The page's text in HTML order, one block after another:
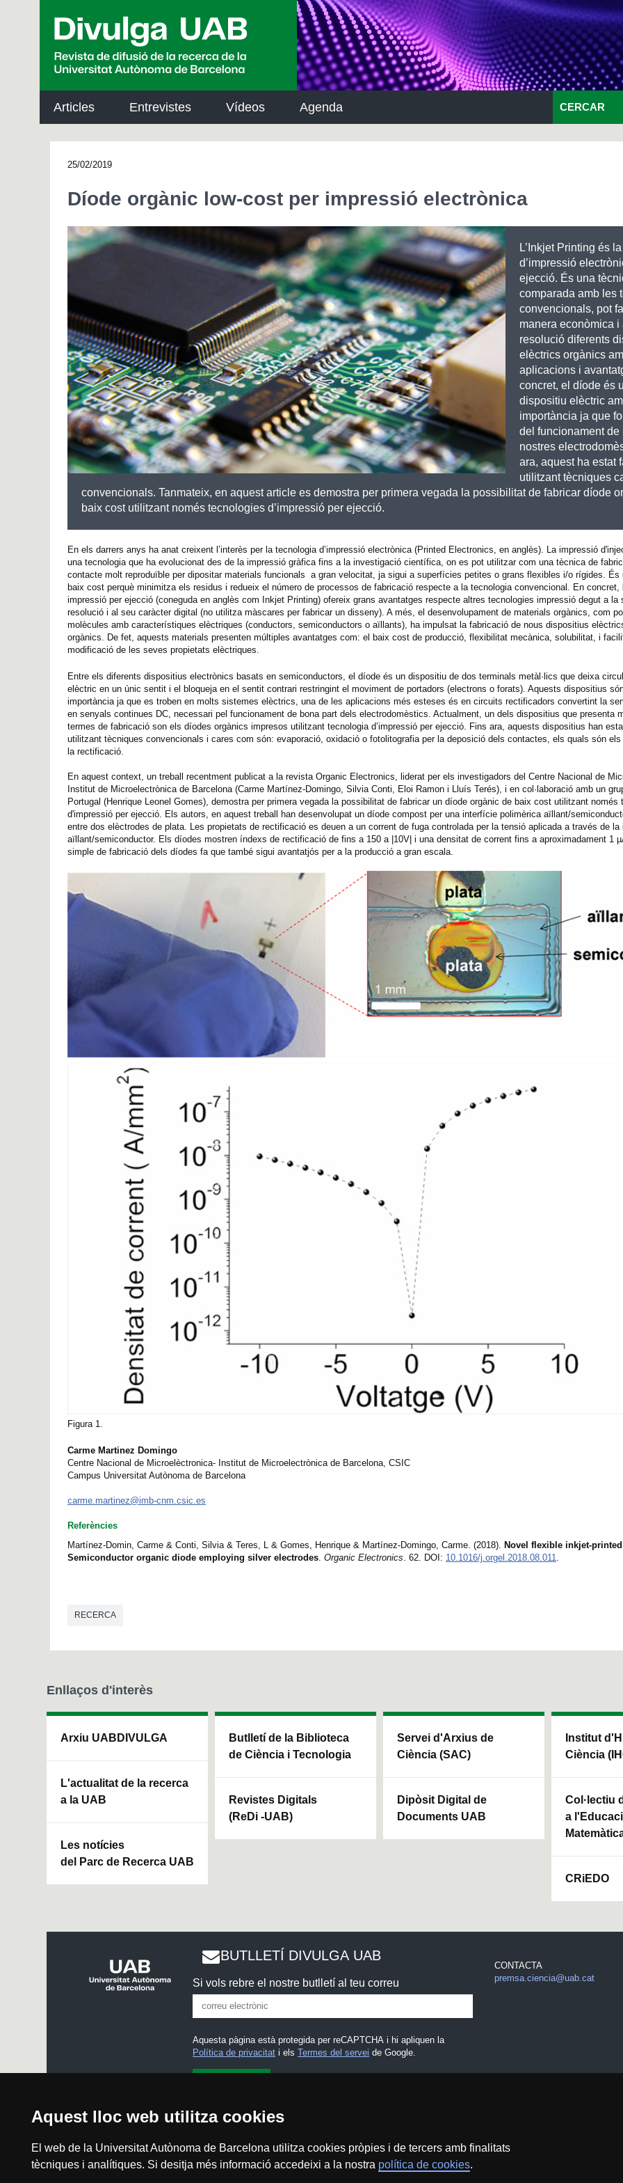
Aquest lloc web utilitza cookies
El web de la Universitat Autònoma de Barcelona utilitza cookies pròpies i de tercers amb finalitats
tècniques i analítiques. Si desitja més informació accedeixi a la nostra política de cookies.
Articles Entrevistes Vídeos Agenda CERCAR
25/02/2019
Díode orgànic low-cost per impressió electrònica
L’Inkjet Printing és
d’impressió
ejecció. És una
comparada amb les
convencionals, pot
manera econòmica i
resolució diferents
elèctrics orgànics
aplicacions i
concret, el díode és
dispositiu elèctric
importància ja que
del funcionament de
nostres
ara, aquest ha estat
utilitzant tècniques
convencionals. Tanmateix, en aquest article es demostra per primera vegada la possibilitat de fabricar díode
baix cost utilitzant només tecnologies d’impressió per ejecció.
En els darrers anys ha anat creixent l’interès per la tecnologia d’impressió electrònica (Printed Electronics, en anglès). La impressió
una tecnologia que ha evolucionat des de la impressió gràfica fins a la investigació científica, on es pot utilitzar com una tècnica de
contacte molt reproduïble per dipositar materials funcionals a gran velocitat, ja sigui a superfícies petites o grans flexibles i/o rígides. És
baix cost perquè minimitza els residus i redueix el número de processos de fabricació respecte a la tecnologia convencional. En concret,
impressió per ejecció (coneguda en anglès com Inkjet Printing) ofereix grans avantatges respecte altres tecnologies impressió degut a la
resolució i al seu caràcter digital (no utilitza màscares per fabricar un disseny). A més, el desenvolupament de materials orgànics, com
molècules amb característiques elèctriques (conductors, semiconductors o aïllants), ha impulsat la fabricació de nous dispositius
orgànics. De fet, aquests materials presenten múltiples avantatges com: el baix cost de producció, flexibilitat mecànica, solubilitat, i
modificació de les seves propietats elèctriques.
Entre els diferents dispositius electrònics basats en semiconductors, el díode és un dispositiu de dos terminals metàl·lics que deixa
elèctric en un únic sentit i el bloqueja en el sentit contrari restringint el moviment de portadors (electrons o forats). Aquests dispositius
importància ja que es troben en molts sistemes elèctrics, una de les aplicacions més esteses és en circuits rectificadors convertint la
en senyals continues DC, necessari pel funcionament de bona part dels electrodomèstics. Actualment, un dels dispositius que presenta
termes de fabricació son els díodes orgànics impresos utilitzant tecnologia d’impressió per ejecció. Fins ara, aquests dispositius han
utilitzant tècniques convencionals i cares com són: evaporació, oxidació o fotolitografia per la deposició dels contactes, els quals són
la rectificació.
En aquest context, un treball recentment publicat a la revista Organic Electronics, liderat per els investigadors del Centre Nacional de
Institut de Microelectrònica de Barcelona (Carme Martínez-Domingo, Silvia Conti, Eloi Ramon i Lluís Terés), i en col·laboració amb un
Portugal (Henrique Leonel Gomes), demostra per primera vegada la possibilitat de fabricar un díode orgànic de baix cost utilitzant només
d'impressió per ejecció. Els autors, en aquest treball han desenvolupat un díode compost per una interfície polimèrica aïllant/
entre dos elèctrodes de plata. Les propietats de rectificació es deuen a un corrent de fuga controlada per la tensió aplicada a través de la
aïllant/semiconductor. Els díodes mostren índexs de rectificació de fins a 150 a |10V| i una densitat de corrent fins a aproximadament 1
simple de fabricació dels díodes fa que també sigui avantatjós per a la producció a gran escala.
Figura 1.
Carme Martinez Domingo
Centre Nacional de Microelèctronica- Institut de Microelectrònica de Barcelona, CSIC
Campus Universitat Autònoma de Barcelona
carme.martinez@imb-cnm.csic.es
Referències
Martínez-Domin, Carme & Conti, Silvia & Teres, L & Gomes, Henrique & Martínez-Domingo, Carme. (2018). Novel flexible inkjet-
Semiconductor organic diode employing silver electrodes. Organic Electronics. 62. DOI: 10.1016/j.orgel.2018.08.011.
RECERCA
Enllaços d'interès
Arxiu UABDIVULGA
L'actualitat de la recerca
a la UAB
Les notícies
del Parc de Recerca UAB
Butlletí de la Biblioteca
de Ciència i Tecnologia
Revistes Digitals
(ReDi -UAB)
Servei d'Arxius de
Ciència (SAC)
Dipòsit Digital de
Documents UAB
Institut
Ciència
Col·lectiu
a
CRiEDO
BUTLLETÍ DIVULGA UAB
Si vols rebre el nostre butlletí al teu correu
Aquesta pàgina està protegida per reCAPTCHA i hi apliquen la
Política de privacitat i elsTermes del servei de Google.
CONTACTA
premsa.ciencia@uab.cat
Avís legal Protecció de dades Sobre el web